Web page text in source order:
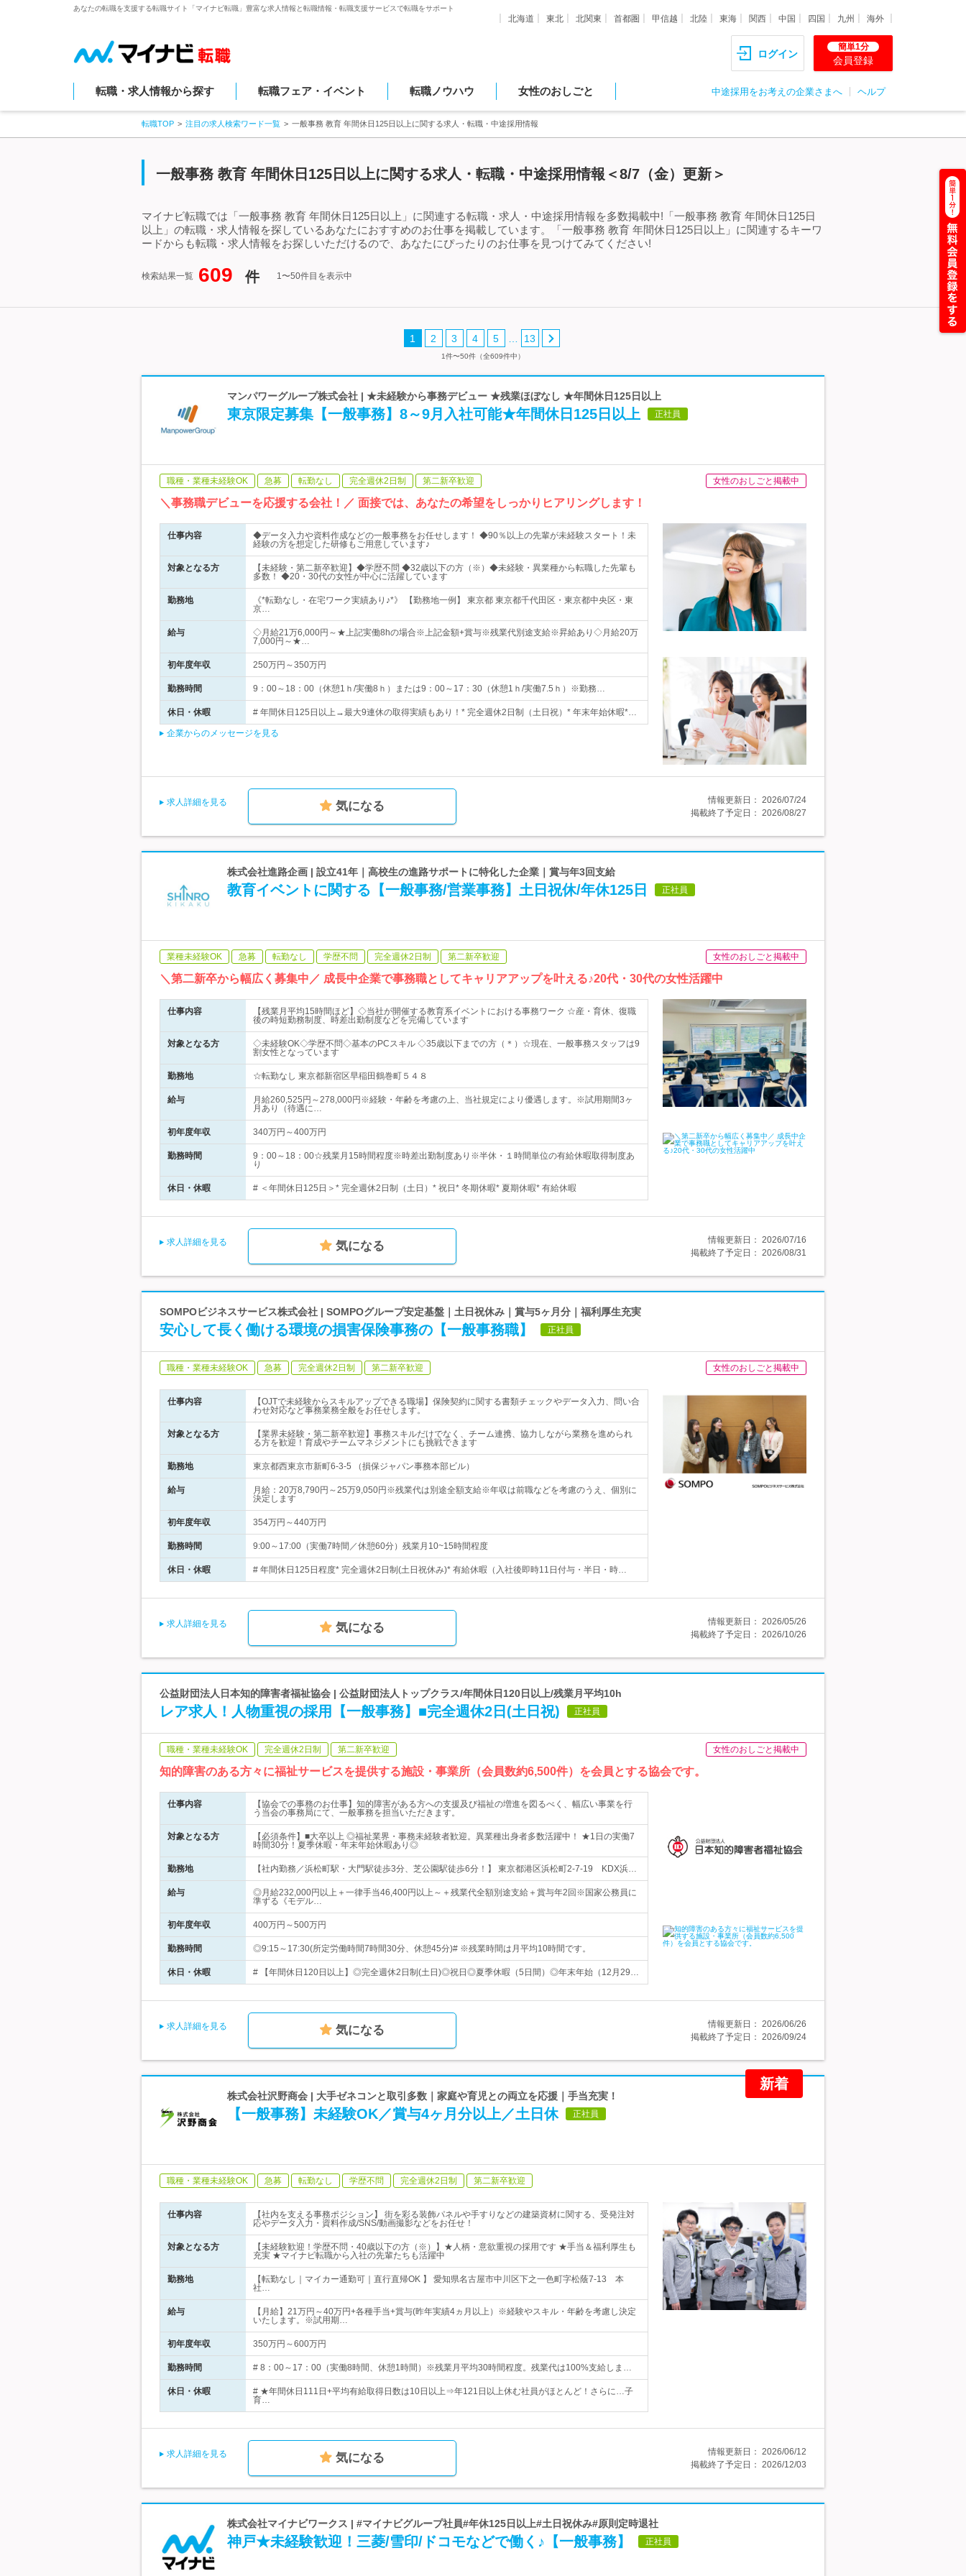
あなたの転職を支援する転職サイト「マイナビ転職」豊富な求人情報と転職情報・転職支援サービスで転職をサポート
北海道 東北 北関東 首都圏 甲信越 北陸 東海 関西 中国 四国 九州 海外
ログイン
簡単1分
会員登録
転職・求人情報から探す 転職フェア・イベント 転職ノウハウ 女性のおしごと 中途採用をお考えの企業さまへ ヘルプ
転職TOP 注目の求人検索ワード一覧 一般事務 教育 年間休日125日以上に関する求人・転職・中途採用情報
一般事務 教育 年間休日125日以上に関する求人・転職・中途採用情報＜8/7（金）更新＞
マイナビ転職では「一般事務 教育 年間休日125日以上」に関連する転職・求人・中途採用情報を多数掲載中!「一般事務 教育 年間休日125日
以上」の転職・求人情報を探しているあなたにおすすめのお仕事を掲載しています。「一般事務 教育 年間休日125日以上」に関連するキーワ
ードからも転職・求人情報をお探しいただけるので、あなたにぴったりのお仕事を見つけてみてください!
検索結果一覧 609 件 1〜50件目を表示中
1 2 3 4 5 13
1件〜50件（全609件中）
マンパワーグループ株式会社 | ★未経験から事務デビュー ★残業ほぼなし ★年間休日125日以上
東京限定募集【一般事務】8～9月入社可能★年間休日125日以上 正社員
職種・業種未経験OK 急募 転勤なし 完全週休2日制 第二新卒歓迎 女性のおしごと掲載中
＼事務職デビューを応援する会社！／ 面接では、あなたの希望をしっかりヒアリングします！
仕事内容
◆データ入力や資料作成などの一般事務をお任せします！ ◆90％以上の先輩が未経験スタート！未
経験の方を想定した研修もご用意しています♪
対象となる方
【未経験・第二新卒歓迎】◆学歴不問 ◆32歳以下の方（※）◆未経験・異業種から転職した先輩も
多数！ ◆20・30代の女性が中心に活躍しています
勤務地
《*転勤なし・在宅ワーク実績あり♪*》 【勤務地一例】 東京都 東京都千代田区・東京都中央区・東
京…
給与
◇月給21万6,000円～★上記実働8hの場合※上記金額+賞与※残業代別途支給※昇給あり◇月給20万
7,000円～★…
初年度年収 250万円～350万円
勤務時間 9：00～18：00（休憩1ｈ/実働8ｈ）または9：00～17：30（休憩1ｈ/実働7.5ｈ）※勤務…
休日・休暇 # 年間休日125日以上→最大9連休の取得実績もあり！* 完全週休2日制（土日祝）* 年末年始休暇*…
企業からのメッセージを見る
求人詳細を見る 気になる 情報更新日： 2026/07/24
掲載終了予定日： 2026/08/27
株式会社進路企画 | 設立41年｜高校生の進路サポートに特化した企業｜賞与年3回支給
教育イベントに関する【一般事務/営業事務】土日祝休/年休125日 正社員
業種未経験OK 急募 転勤なし 学歴不問 完全週休2日制 第二新卒歓迎 女性のおしごと掲載中
＼第二新卒から幅広く募集中／ 成長中企業で事務職としてキャリアアップを叶える♪20代・30代の女性活躍中
仕事内容
【残業月平均15時間ほど】◇当社が開催する教育系イベントにおける事務ワーク ☆産・育休、復職
後の時短勤務制度、時差出勤制度などを完備しています
対象となる方
◇未経験OK◇学歴不問◇基本のPCスキル ◇35歳以下までの方（＊）☆現在、一般事務スタッフは9
割女性となっています
勤務地 ☆転勤なし 東京都新宿区早稲田鶴巻町５４８
給与
月給260,525円～278,000円※経験・年齢を考慮の上、当社規定により優遇します。※試用期間3ヶ
月あり（待遇に…
初年度年収 340万円～400万円
勤務時間
9：00～18：00☆残業月15時間程度※時差出勤制度あり※半休・１時間単位の有給休暇取得制度あ
り
休日・休暇 # ＜年間休日125日＞* 完全週休2日制（土日）* 祝日* 冬期休暇* 夏期休暇* 有給休暇
求人詳細を見る 気になる 情報更新日： 2026/07/16
掲載終了予定日： 2026/08/31
SOMPOビジネスサービス株式会社 | SOMPOグループ安定基盤｜土日祝休み｜賞与5ヶ月分｜福利厚生充実
安心して長く働ける環境の損害保険事務の【一般事務職】 正社員
職種・業種未経験OK 急募 完全週休2日制 第二新卒歓迎 女性のおしごと掲載中
仕事内容
【OJTで未経験からスキルアップできる職場】保険契約に関する書類チェックやデータ入力、問い合
わせ対応など事務業務全般をお任せします。
対象となる方
【業界未経験・第二新卒歓迎】事務スキルだけでなく、チーム連携、協力しながら業務を進められ
る方を歓迎！育成やチームマネジメントにも挑戦できます
勤務地 東京都西東京市新町6-3-5 （損保ジャパン事務本部ビル）
給与
月給：20万8,790円～25万9,050円※残業代は別途全額支給※年収は前職などを考慮のうえ、個別に
決定します
初年度年収 354万円～440万円
勤務時間 9:00～17:00（実働7時間／休憩60分）残業月10~15時間程度
休日・休暇 # 年間休日125日程度* 完全週休2日制(土日祝休み)* 有給休暇（入社後即時11日付与・半日・時…
求人詳細を見る 気になる 情報更新日： 2026/05/26
掲載終了予定日： 2026/10/26
公益財団法人日本知的障害者福祉協会 | 公益財団法人トップクラス/年間休日120日以上/残業月平均10h
レア求人！人物重視の採用【一般事務】■完全週休2日(土日祝) 正社員
職種・業種未経験OK 完全週休2日制 第二新卒歓迎 女性のおしごと掲載中
知的障害のある方々に福祉サービスを提供する施設・事業所（会員数約6,500件）を会員とする協会です。
仕事内容
【協会での事務のお仕事】知的障害がある方への支援及び福祉の増進を図るべく、幅広い事業を行
う当会の事務局にて、一般事務を担当いただきます。
対象となる方
【必須条件】■大卒以上 ◎福祉業界・事務未経験者歓迎。異業種出身者多数活躍中！ ★1日の実働7
時間30分！夏季休暇・年末年始休暇あり◎
勤務地 【社内勤務／浜松町駅・大門駅徒歩3分、芝公園駅徒歩6分！】 東京都港区浜松町2-7-19 KDX浜…
給与
◎月給232,000円以上＋一律手当46,400円以上～＋残業代全額別途支給＋賞与年2回※国家公務員に
準ずる《モデル…
初年度年収 400万円～500万円
勤務時間 ◎9:15～17:30(所定労働時間7時間30分、休憩45分)# ※残業時間は月平均10時間です。
休日・休暇 # 【年間休日120日以上】◎完全週休2日制(土日)◎祝日◎夏季休暇（5日間）◎年末年始（12月29…
求人詳細を見る 気になる 情報更新日： 2026/06/26
掲載終了予定日： 2026/09/24
新着
株式会社沢野商会 | 大手ゼネコンと取引多数｜家庭や育児との両立を応援｜手当充実！
【一般事務】未経験OK／賞与4ヶ月分以上／土日休 正社員
職種・業種未経験OK 急募 転勤なし 学歴不問 完全週休2日制 第二新卒歓迎
仕事内容
【社内を支える事務ポジション】 街を彩る装飾パネルや手すりなどの建築資材に関する、受発注対
応やデータ入力・資料作成/SNS/動画撮影などをお任せ！
対象となる方
【未経験歓迎！学歴不問・40歳以下の方（※）】★人柄・意欲重視の採用です ★手当＆福利厚生も
充実 ★マイナビ転職から入社の先輩たちも活躍中
勤務地
【転勤なし｜マイカー通勤可｜直行直帰OK 】 愛知県名古屋市中川区下之一色町字松蔭7-13 本
社…
給与
【月給】21万円～40万円+各種手当+賞与(昨年実績4ヵ月以上）※経験やスキル・年齢を考慮し決定
いたします。※試用期…
初年度年収 350万円～600万円
勤務時間 # 8：00～17：00（実働8時間、休憩1時間）※残業月平均30時間程度。残業代は100%支給しま…
休日・休暇
# ★年間休日111日+平均有給取得日数は10日以上⇒年121日以上休む社員がほとんど！さらに…子
育…
求人詳細を見る 気になる 情報更新日： 2026/06/12
掲載終了予定日： 2026/12/03
株式会社マイナビワークス | #マイナビグループ社員#年休125日以上#土日祝休み#原則定時退社
神戸★未経験歓迎！三菱/雪印/ドコモなどで働く♪【一般事務】 正社員